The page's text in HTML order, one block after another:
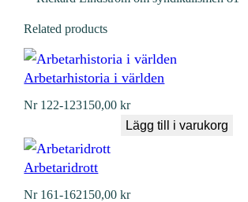
Related products
Arbetarhistoria i världen
Nr 122-123150,00kr
Lägg till i varukorg
Arbetaridrott
Nr 161-162150,00kr